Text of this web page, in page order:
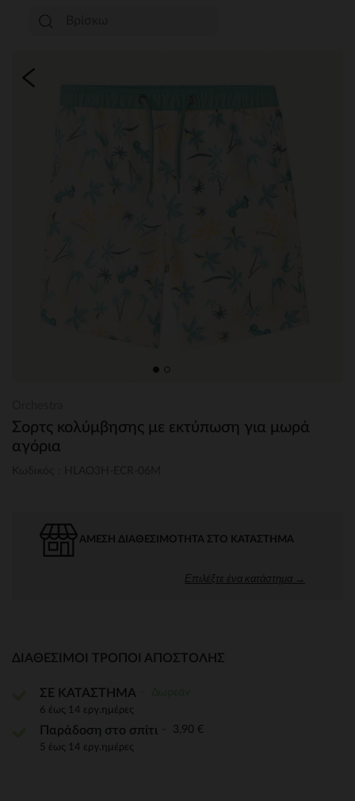
Σορτς κολύμβησης με εκτύπωση για μωρά
αγόρια
ΆΜΕΣΗ ΔΙΑΘΕΣΙΜΌΤΗΤΑ ΣΤΟ ΚΑΤΆΣΤΗΜΑ
Επιλέξτε ένα κατάστημα →
ΔΙΑΘΈΣΙΜΟΙ ΤΡΌΠΟΙ ΑΠΟΣΤΟΛΉΣ
ΣΕ ΚΑΤΑΣΤΗΜΑ
6 έως 14 εργ.ημέρες
Παράδοση στο σπίτι 3,90 €
5 έως 14 εργ.ημέρες